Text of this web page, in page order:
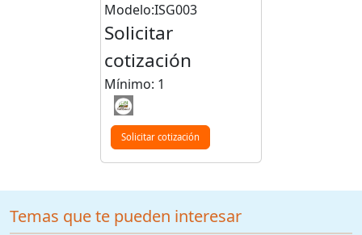
Modelo:ISG003
Solicitar
cotización
Mínimo: 1
Solicitar cotización
Temas que te pueden interesar